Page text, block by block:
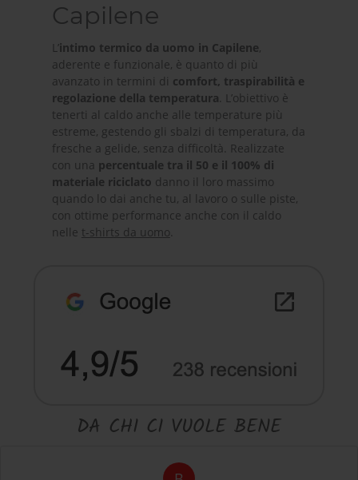
Capilene
L’intimo termico da uomo in Capilene,
aderente e funzionale, è quanto di più
avanzato in termini di comfort, traspirabilità e
regolazione della temperatura . L’obiettivo è
tenerti al caldo anche alle temperature più
estreme, gestendo gli sbalzi di temperatura, da
fresche a gelide, senza difficoltà. Realizzate
con una percentuale tra il 50 e il 100% di
materiale riciclato danno il loro massimo
quando lo dai anche tu, al lavoro o sulle piste,
con ottime performance anche con il caldo
nelle t-shirts da uomo
DA CHI CI VUOLE BENE